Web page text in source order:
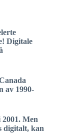
Digitale
av 1990-
Men
digitalt, kan